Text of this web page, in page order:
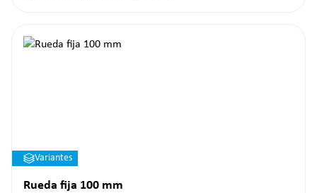
Variantes
Rueda fija 100 mm